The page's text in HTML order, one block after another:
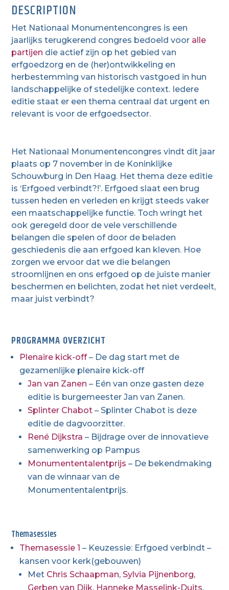
DESCRIPTION
Het Nationaal Monumentencongres is een
jaarlijks terugkerend congres bedoeld voor alle
partijen die actief zijn op het gebied van
erfgoedzorg en de (her)ontwikkeling en
herbestemming van historisch vastgoed in hun
landschappelijke of stedelijke context. Iedere
editie staat er een thema centraal dat urgent en
relevant is voor de erfgoedsector.
Het Nationaal Monumentencongres vindt dit jaar
plaats op 7 november in de Koninklijke
Schouwburg in Den Haag. Het thema deze editie
is ‘Erfgoed verbindt?!’. Erfgoed slaat een brug
tussen heden en verleden en krijgt steeds vaker
een maatschappelijke functie. Toch wringt het
ook geregeld door de vele verschillende
belangen die spelen of door de beladen
geschiedenis die aan erfgoed kan kleven. Hoe
zorgen we ervoor dat we die belangen
stroomlijnen en ons erfgoed op de juiste manier
beschermen en belichten, zodat het niet verdeelt,
maar juist verbindt?
PROGRAMMA OVERZICHT
Plenaire kick-off– De dag start met de
gezamenlijke plenaire kick-off
Jan van Zanen – Eén van onze gasten deze
editie is burgemeester Jan van Zanen.
Splinter Chabot – Splinter Chabot is deze
editie de dagvoorzitter.
René Dijkstra – Bijdrage over de innovatieve
samenwerking op Pampus
Monumententalentprijs – De bekendmaking
van de winnaar van de
Monumententalentprijs.
Themasessies
Themasessie 1 – Keuzessie: Erfgoed verbindt –
kansen voor kerk(gebouwen)
Met Chris Schaapman, Sylvia Pijnenborg,
Gerben van Dijk, Hanneke Masselink-Duits,